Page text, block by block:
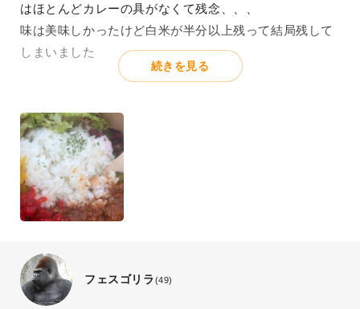
はほとんどカレーの具がなくて残念、、、
味は美味しかったけど白米が半分以上残って結局残して
しまいました
続きを見る
フェスゴリラ (49)